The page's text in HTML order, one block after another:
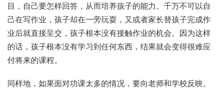
目，自己要怎样回答，从而培养孩子的能力。千万不可以自
己在写作业，孩子却在一旁玩耍，又或者家长替孩子完成作
业后就直接呈交，孩子根本没有接触作业的机会。因为这样
的话，孩子根本没有学习到任何东西，结果就会变得很难应
付将来的课程。
同样地，如果面对功课太多的情况，要向老师和学校反映。